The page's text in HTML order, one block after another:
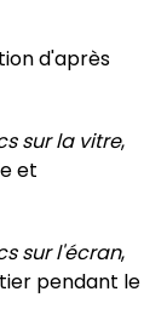
d'après
sur la vitre,
et
sur l'écran,
pendant le